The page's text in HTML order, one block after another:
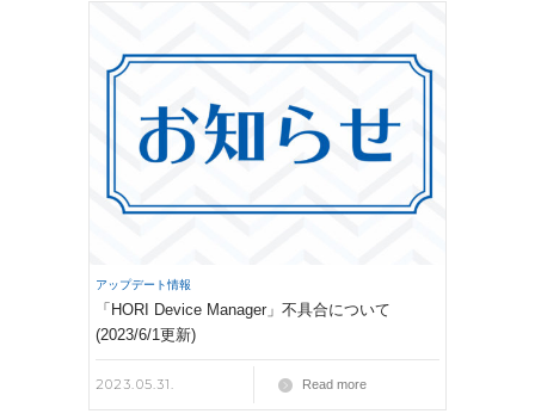
アップデート情報
「HORI Device Manager」不具合について
(2023/6/1更新)
2023.05.31. Read more